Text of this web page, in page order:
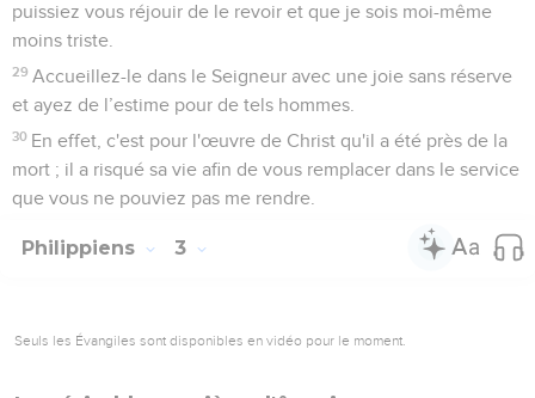
puissiez vous réjouir de le revoir et que je sois moi-même
moins triste.
29 Accueillez-le dans le Seigneur avec une joie sans réserve
et ayez de l’estime pour de tels hommes.
30 En effet, c'est pour l'œuvre de Christ qu'il a été près de la
mort ; il a risqué sa vie afin de vous remplacer dans le service
que vous ne pouviez pas me rendre.
Philippiens 3
Seuls les Évangiles sont disponibles en vidéo pour le moment.